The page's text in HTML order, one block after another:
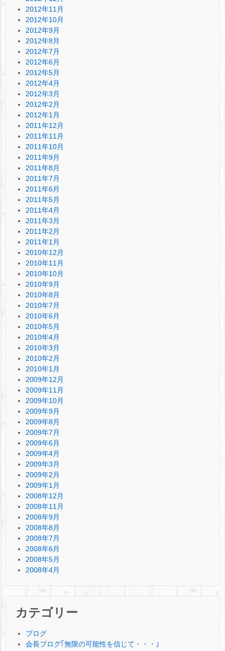
2012年11月
2012年10月
2012年9月
2012年8月
2012年7月
2012年6月
2012年5月
2012年4月
2012年3月
2012年2月
2012年1月
2011年12月
2011年11月
2011年10月
2011年9月
2011年8月
2011年7月
2011年6月
2011年5月
2011年4月
2011年3月
2011年2月
2011年1月
2010年12月
2010年11月
2010年10月
2010年9月
2010年8月
2010年7月
2010年6月
2010年5月
2010年4月
2010年3月
2010年2月
2010年1月
2009年12月
2009年11月
2009年10月
2009年9月
2009年8月
2009年7月
2009年6月
2009年4月
2009年3月
2009年2月
2009年1月
2008年12月
2008年11月
2008年9月
2008年8月
2008年7月
2008年6月
2008年5月
2008年4月
カテゴリー
ブログ
会長ブログ｢無限の可能性を信じて・・・｣